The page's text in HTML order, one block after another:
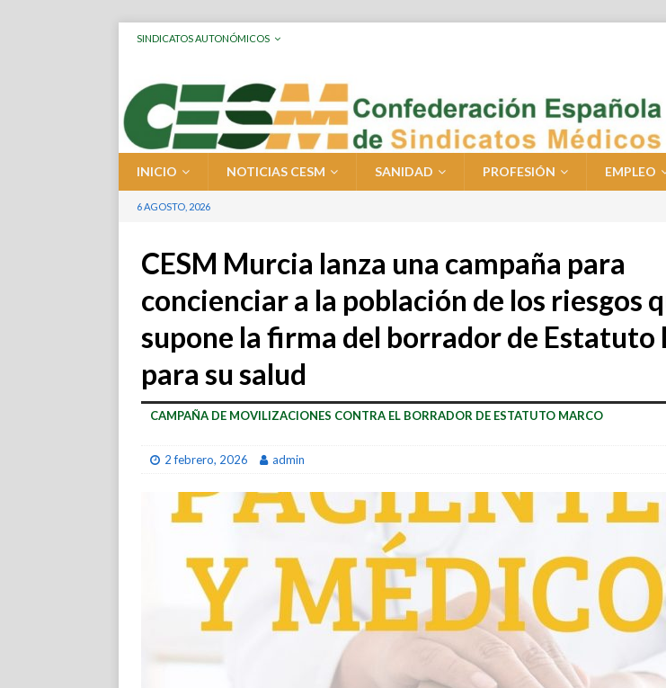
SINDICATOS AUTONÓMICOS
INICIO NOTICIAS CESM SANIDAD PROFESIÓN EMPLEO
6 AGOSTO, 2026
CESM Murcia lanza una campaña para
concienciar a la población de los riesgos
supone la firma del borrador de Estatuto
para su salud
CAMPAÑA DE MOVILIZACIONES CONTRA EL BORRADOR DE ESTATUTO MARCO
2 febrero, 2026 admin